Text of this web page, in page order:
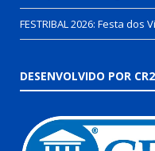
FESTRIBAL 2026: Festa dos
DESENVOLVIDO POR CR2